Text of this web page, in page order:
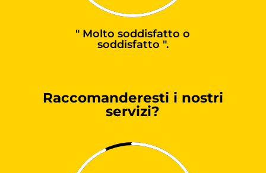
" Molto soddisfatto o
soddisfatto ".
Raccomanderesti i nostri
servizi?